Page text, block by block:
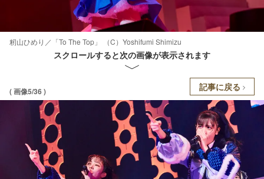
籾山ひめり／「To The Top」 （C）Yoshifumi Shimizu
スクロールすると次の画像が表示されます
( 画像5/36 ) 記事に戻る